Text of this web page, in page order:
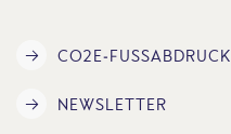
CO2E-FUSSABDRUCK
NEWSLETTER